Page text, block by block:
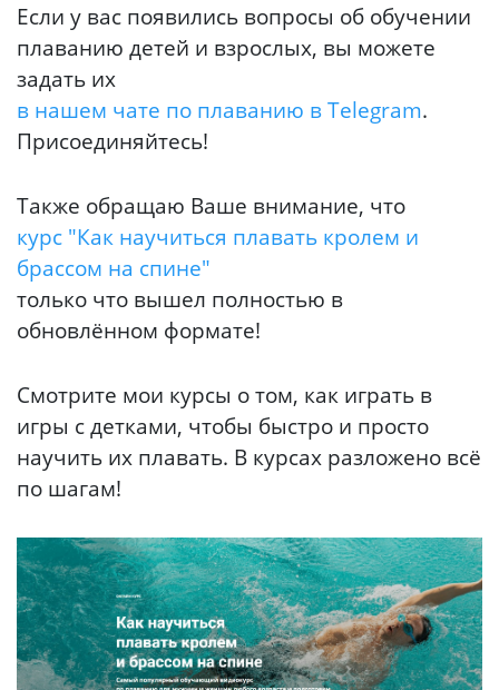
Если у вас появились вопросы об обучении
плаванию детей и взрослых, вы можете
задать их
в нашем чате по плаванию в Telegram.
Присоединяйтесь!
Также обращаю Ваше внимание, что
курс "Как научиться плавать кролем и
брассом на спине"
только что вышел полностью в
обновлённом формате!
Смотрите мои курсы о том, как играть в
игры с детками, чтобы быстро и просто
научить их плавать. В курсах разложено всё
по шагам!